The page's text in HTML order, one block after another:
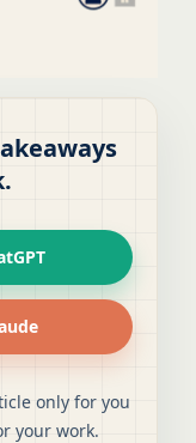
only for you
your work.